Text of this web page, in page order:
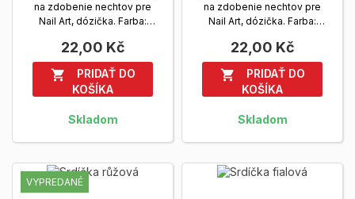
na zdobenie nechtov pre
Nail Art, dózička. Farba:
22,00 Kč

PRIDAŤ DO
KOŠÍKA
Skladom
na zdobenie nechtov pre
Nail Art, dózička. Farba:
22,00 Kč

PRIDAŤ DO
KOŠÍKA
Skladom
VYPREDANÉ